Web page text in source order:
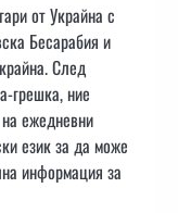
от Украйна с
Бесарабия и
След
грешка, ние
ежедневни
език за да може
информация за